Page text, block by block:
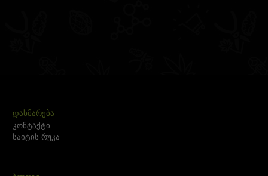
ᲓᲐᲮᲛᲐᲠᲔᲑᲐ
კონტაქტი
საიტის რუკა